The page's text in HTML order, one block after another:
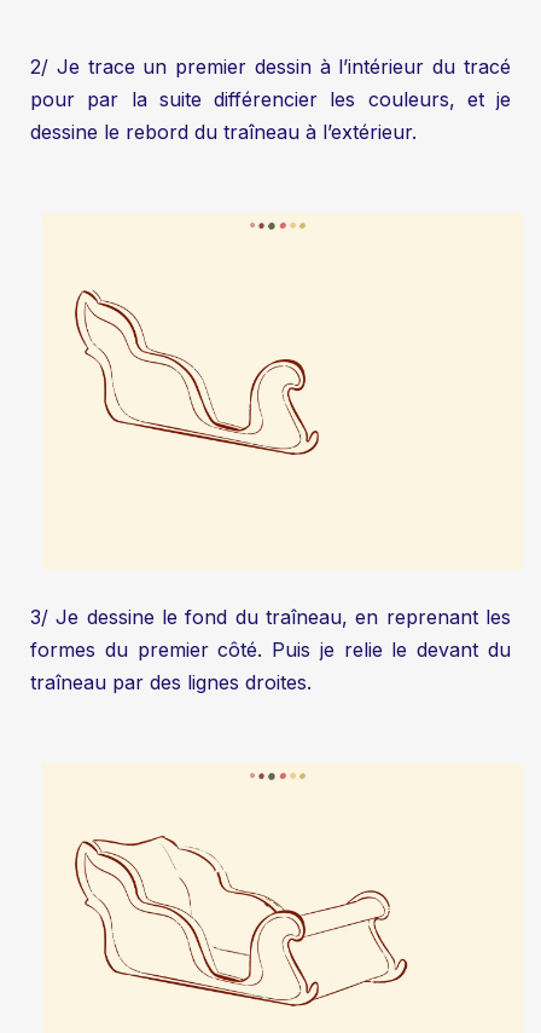
2/ Je trace un premier dessin à l’intérieur du tracé
pour par la suite différencier les couleurs, et je
dessine le rebord du traîneau à l’extérieur.
3/ Je dessine le fond du traîneau, en reprenant les
formes du premier côté. Puis je relie le devant du
traîneau par des lignes droites.